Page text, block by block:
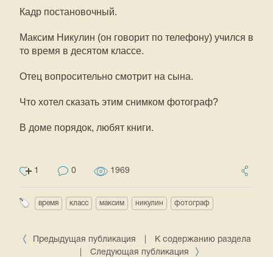
Кадр постановочный.
Максим Никулин (он говорит по телефону) учился в
то время в десятом классе.
Отец вопросительно смотрит на сына.
Что хотел сказать этим снимком фотограф?
В доме порядок, любят книги.
1 0 1969
время класс максим никулин фотограф
Предыдущая публикация
К содержанию раздела
Следующая публикация